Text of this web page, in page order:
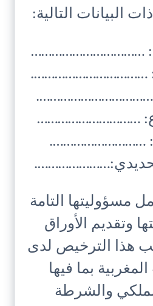
البيانات التالية:
……………………………
…………………………….
…………………………
……………………….
مسؤوليتها التامة
وتقديم الأوراق
هذا الترخيص لدى
بما فيها
والشرطة